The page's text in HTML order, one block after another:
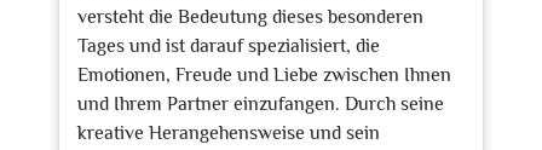
versteht die Bedeutung dieses besonderen
Tages und ist darauf spezialisiert, die
Emotionen, Freude und Liebe zwischen Ihnen
und Ihrem Partner einzufangen. Durch seine
kreative Herangehensweise und sein